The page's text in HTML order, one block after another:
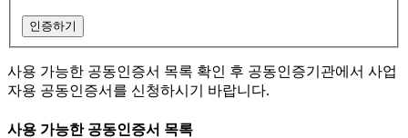
인증하기
사용 가능한 공동인증서 목록 확인 후 공동인증기관에서 사업
자용 공동인증서를 신청하시기 바랍니다.
사용 가능한 공동인증서 목록